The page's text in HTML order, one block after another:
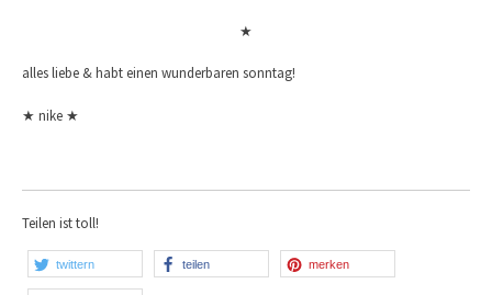
★
alles liebe & habt einen wunderbaren sonntag!
★ nike ★
Teilen ist toll!
twittern teilen merken